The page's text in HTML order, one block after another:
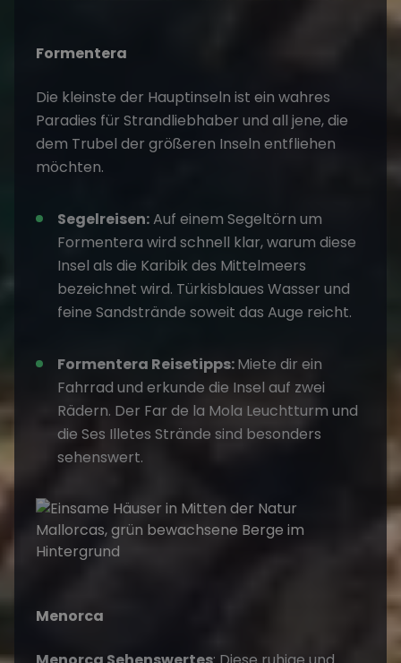
Formentera
Die kleinste der Hauptinseln ist ein wahres
Paradies für Strandliebhaber und all jene, die
dem Trubel der größeren Inseln entfliehen
möchten.
Segelreisen:Auf einem Segeltörn um
Formentera wird schnell klar, warum diese
Insel als die Karibik des Mittelmeers
bezeichnet wird. Türkisblaues Wasser und
feine Sandstrände soweit das Auge reicht.
Formentera Reisetipps:Miete dir ein
Fahrrad und erkunde die Insel auf zwei
Rädern. Der Far de la Mola Leuchtturm und
die Ses Illetes Strände sind besonders
sehenswert.
Menorca